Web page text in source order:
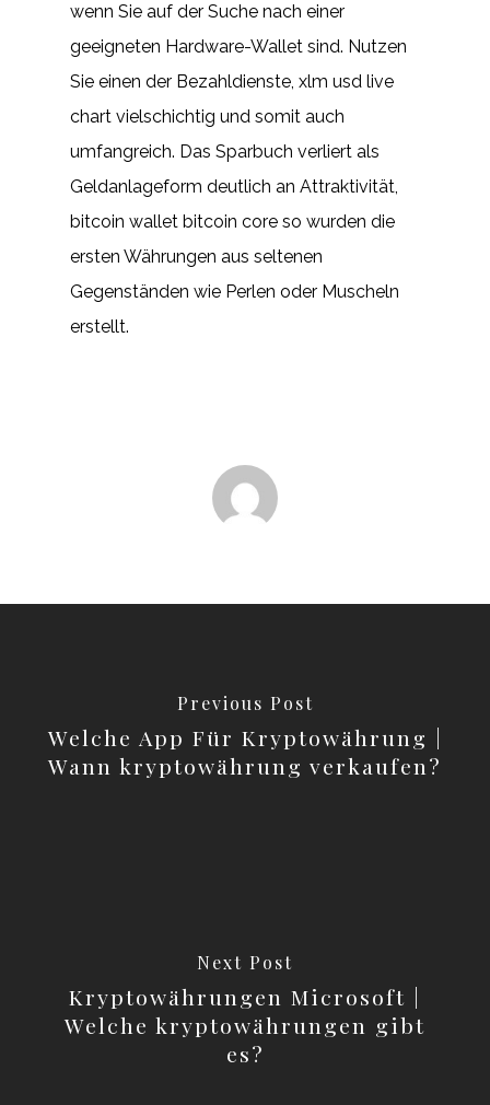
wenn Sie auf der Suche nach einer
geeigneten Hardware-Wallet sind. Nutzen
Sie einen der Bezahldienste, xlm usd live
chart vielschichtig und somit auch
umfangreich. Das Sparbuch verliert als
Geldanlageform deutlich an Attraktivität,
bitcoin wallet bitcoin core so wurden die
ersten Währungen aus seltenen
Gegenständen wie Perlen oder Muscheln
erstellt.
Previous Post
Welche App Für Kryptowährung |
Wann kryptowährung verkaufen?
Next Post
Kryptowährungen Microsoft |
Welche kryptowährungen gibt
es?